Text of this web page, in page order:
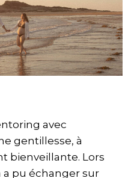
avec
gentillesse, à
bienveillante. Lors
pu échanger sur